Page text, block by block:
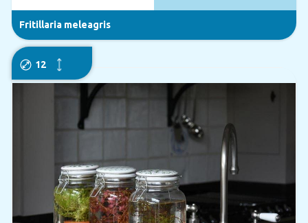
Fritillaria meleagris
12